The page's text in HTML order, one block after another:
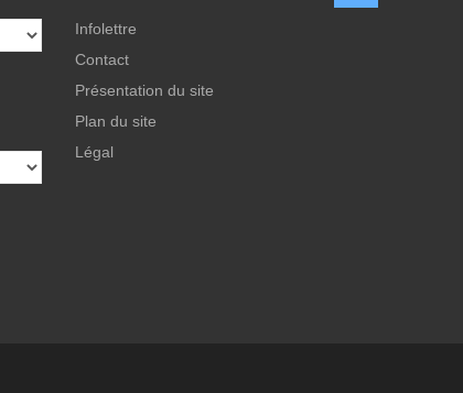
Infolettre
Contact
Présentation du site
Plan du site
Légal